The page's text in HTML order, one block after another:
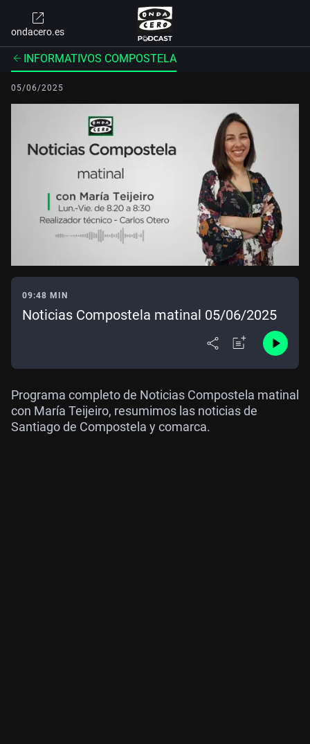
ondacero.es
INFORMATIVOS COMPOSTELA
05/06/2025
09:48 MIN
Noticias Compostela matinal 05/06/2025
Programa completo de Noticias Compostela matinal
con María Teijeiro, resumimos las noticias de
Santiago de Compostela y comarca.